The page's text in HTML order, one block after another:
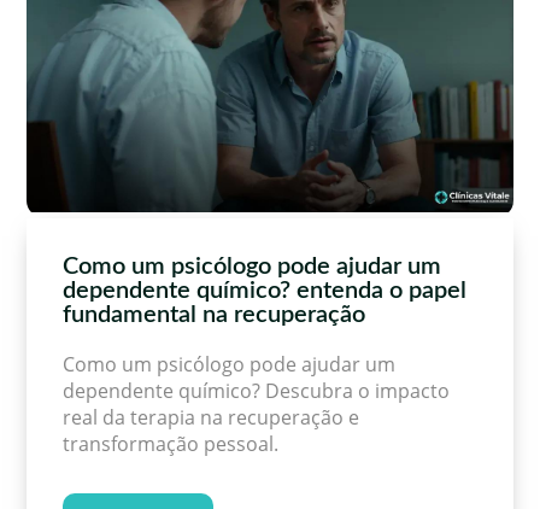
Como um psicólogo pode ajudar um
dependente químico? entenda o papel
fundamental na recuperação
Como um psicólogo pode ajudar um
dependente químico? Descubra o impacto
real da terapia na recuperação e
transformação pessoal.